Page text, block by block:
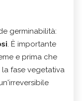
germinabilità:
. È importante
e prima che
fase vegetativa